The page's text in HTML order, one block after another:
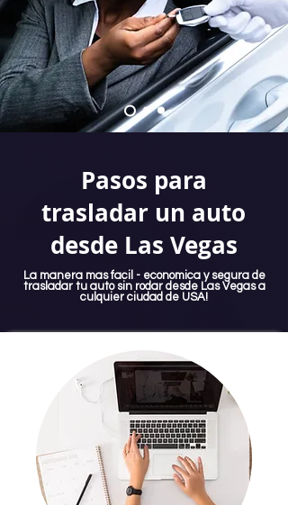
Pasos para
trasladar un auto
desde Las Vegas
La manera mas facil - economica y segura de
trasladar tu auto sin rodar desde Las Vegas a
culquier ciudad de USA!